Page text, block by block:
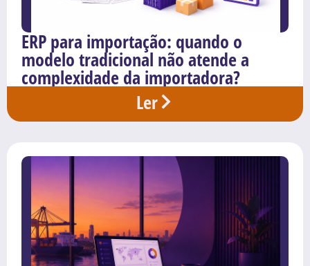
ERP para importação: quando o
modelo tradicional não atende a
complexidade da importadora?
Ler